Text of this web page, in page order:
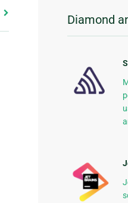
Diamond